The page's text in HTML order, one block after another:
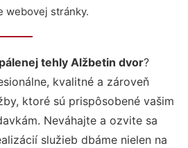
webovej stránky.
tehly Alžbetin dvor?
kvalitné a zároveň
ktoré sú prispôsobené vašim
Neváhajte a ozvite sa
služieb dbáme nielen na